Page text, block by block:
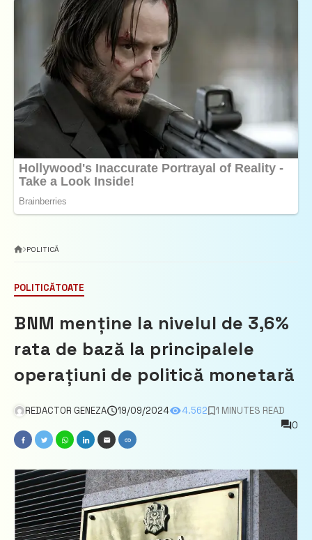
POLITICĂ
POLITICĂTOATE
BNM menține la nivelul de 3,6%
rata de bază la principalele
operațiuni de politică monetară
REDACTOR GENEZA 19/09/2024 4.562
1 MINUTES READ
0